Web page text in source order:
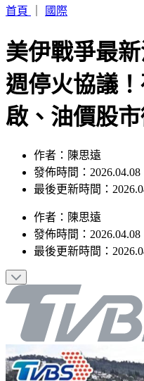
價」
美伊戰爭最
週停火協議
啟、油價股
作者：陳思遠
發佈時間：2026.04.08
作者：陳思遠
發佈時間：2026.04.08